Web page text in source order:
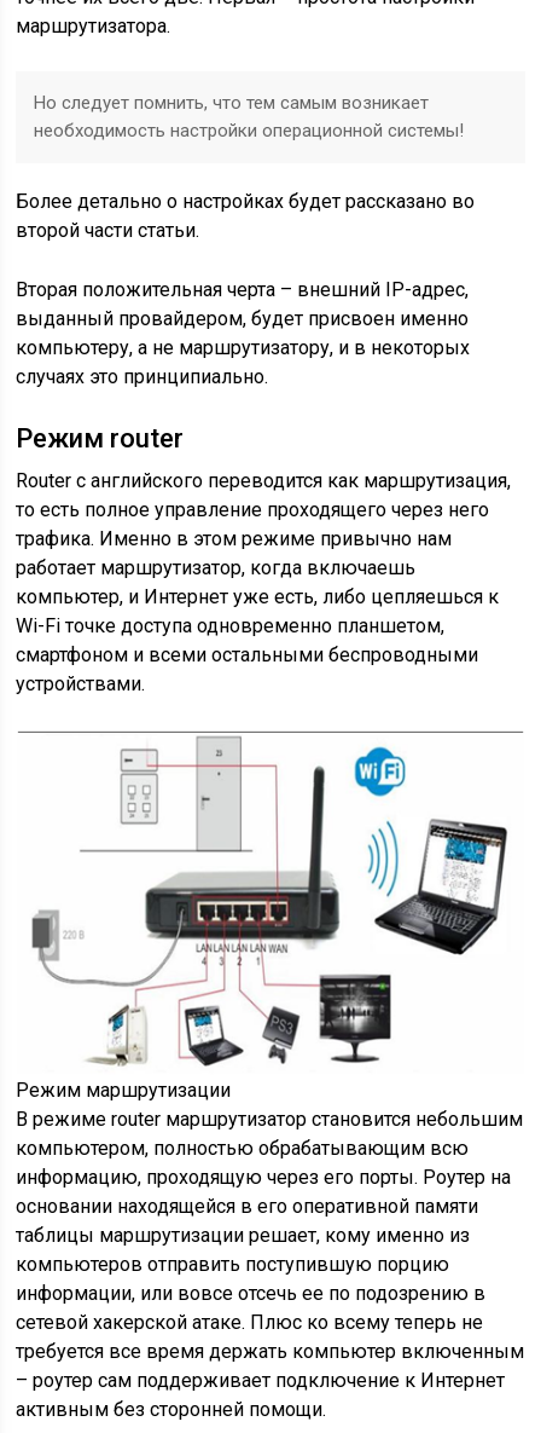
маршрутизатора.
Но следует помнить, что тем самым возникает
необходимость настройки операционной системы!
Более детально о настройках будет рассказано во
второй части статьи.
Вторая положительная черта – внешний IP-адрес,
выданный провайдером, будет присвоен именно
компьютеру, а не маршрутизатору, и в некоторых
случаях это принципиально.
Режим router
Router с английского переводится как маршрутизация,
то есть полное управление проходящего через него
трафика. Именно в этом режиме привычно нам
работает маршрутизатор, когда включаешь
компьютер, и Интернет уже есть, либо цепляешься к
Wi-Fi точке доступа одновременно планшетом,
смартфоном и всеми остальными беспроводными
устройствами.
Режим маршрутизации
В режиме router маршрутизатор становится небольшим
компьютером, полностью обрабатывающим всю
информацию, проходящую через его порты. Роутер на
основании находящейся в его оперативной памяти
таблицы маршрутизации решает, кому именно из
компьютеров отправить поступившую порцию
информации, или вовсе отсечь ее по подозрению в
сетевой хакерской атаке. Плюс ко всему теперь не
требуется все время держать компьютер включенным
– роутер сам поддерживает подключение к Интернет
активным без сторонней помощи.